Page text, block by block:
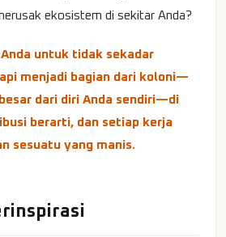
ekosistem di sekitar Anda?
untuk tidak sekadar
menjadi bagian dari koloni—
dari diri Anda sendiri—di
berarti, dan setiap kerja
sesuatu yang manis.